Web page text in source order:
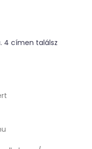
4 címen találsz